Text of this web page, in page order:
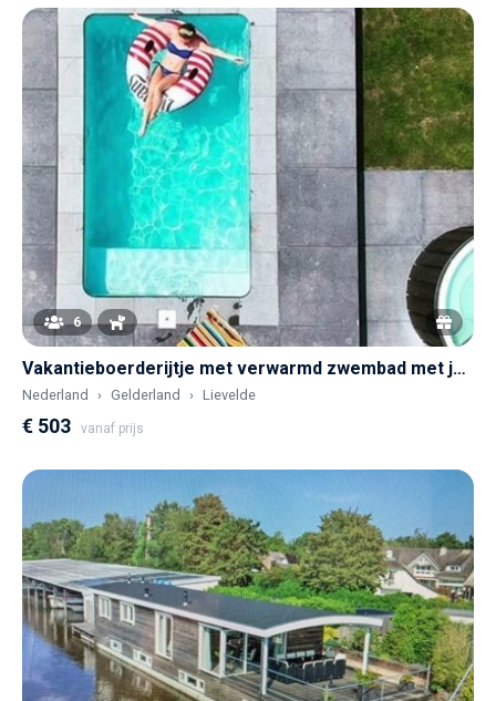
6
Vakantieboerderijtje met verwarmd zwembad met jetstream en hottub
Nederland Gelderland Lievelde
€ 503 vanaf prijs